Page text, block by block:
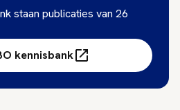
staan publicaties van 26
kennisbank